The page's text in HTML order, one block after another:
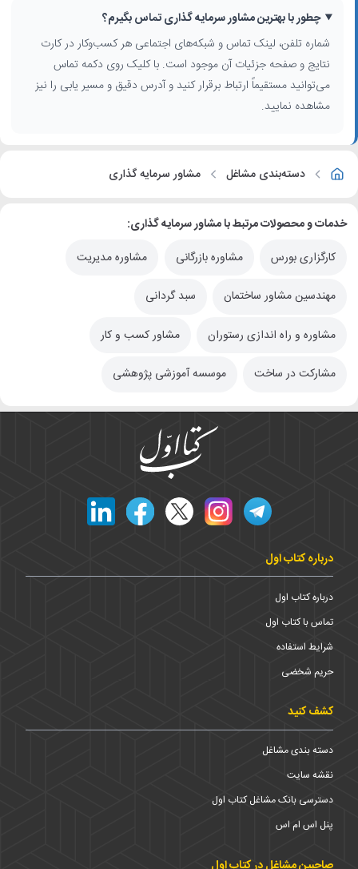
چطور با بهترین مشاور سرمایه گذاری تماس بگیرم؟
شماره تلفن، لینک تماس و شبکه‌های اجتماعی هر کسب‌وکار در کارت
نتایج و صفحه جزئیات آن موجود است. با کلیک روی دکمه تماس
می‌توانید مستقیماً ارتباط برقرار کنید و آدرس دقیق و مسیر یابی را نیز
مشاهده نمایید.
دسته‌بندی مشاغل مشاور سرمایه گذاری
خدمات و محصولات مرتبط با مشاور سرمایه گذاری:
کارگزاری بورس
مشاوره بازرگانی مشاوره مدیریت
مهندسین مشاور ساختمان سبد گردانی
مشاوره و راه اندازی رستوران مشاور کسب و کار
مشارکت در ساخت موسسه آموزشی پژوهشی
درباره کتاب اول
درباره کتاب اول
تماس با کتاب اول
شرایط استفاده
حریم شخضی
کشف کنید
دسته بندی مشاغل
نقشه سایت
دسترسی بانک مشاغل کتاب اول
پنل اس ام اس